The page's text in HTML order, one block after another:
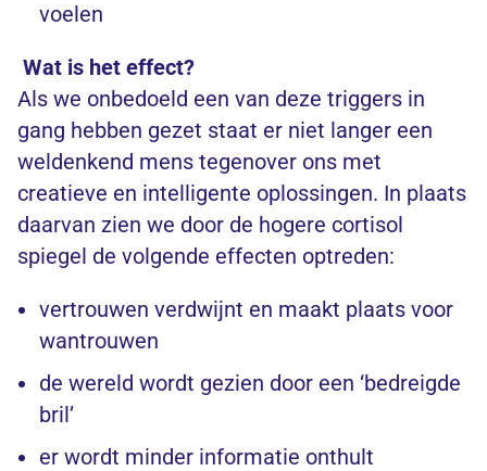
voelen
Wat is het effect?
Als we onbedoeld een van deze triggers in
gang hebben gezet staat er niet langer een
weldenkend mens tegenover ons met
creatieve en intelligente oplossingen. In plaats
daarvan zien we door de hogere cortisol
spiegel de volgende effecten optreden:
vertrouwen verdwijnt en maakt plaats voor
wantrouwen
de wereld wordt gezien door een ‘bedreigde
bril’
er wordt minder informatie onthult